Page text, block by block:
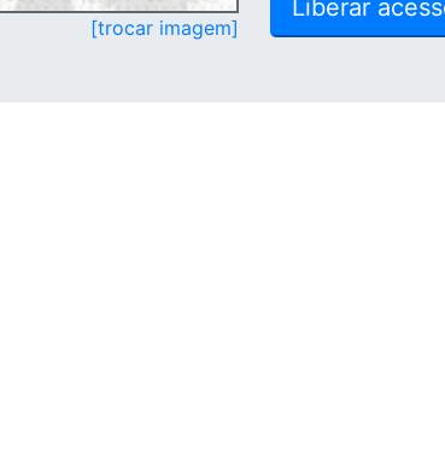
[trocar imagem]